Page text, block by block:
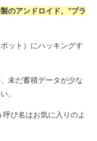
のアンドロイド、“プラ
ット）にハッキングす
未だ蓄積データが少な
。
呼び名はお気に入りのよ